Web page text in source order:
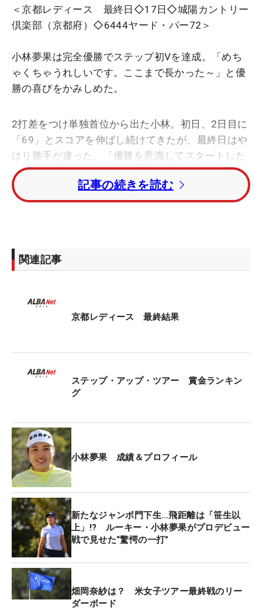
＜京都レディース 最終日◇17日◇城陽カントリー
倶楽部（京都府）◇6444ヤード・パー72＞
小林夢果は完全優勝でステップ初Vを達成。「めち
ゃくちゃうれしいです。ここまで長かった～」と優
勝の喜びをかみしめた。
2打差をつけ単独首位から出た小林。初日、2日目に
「69」とスコアを伸ばし続けてきたが、最終日はや
はり勝手が違った。「優勝を意識してスタートした
けど、午前中からちょっといつもと違った。パッテ
ィングがまったく入らなくて、きょうは耐えるゴル
フになると思った。つらい一日でした」と我慢の一
「リーダーボードを見たくなかったけど、15番で見
て、（首位と）1打差だった。そこで2メートルのパ
望に首位を明け渡したが、
ぶとくパーを拾い、そして「18番セカンド地点でボ
18番のセカンドショット。残りは100ヤードだっ
た。「フォロー風があったので58度のフルショット
キャディさんに『しっかり打ったほうがいいよ』と
言われて、ちゃんと52度を握れた。キャディさんの
アドバイスがカギになりました」と最後はキャディ
の助言もあり、信じて打つことができた。
そして迎えた18番のバーディパット。「入れたら勝
つことが分かっていて、ピン位置もここで合格した
プロテストの最終日とほとんど同じに感じのところ
に切ってあった。乗ったところもほぼ同じライン。
テストのときは外してしまったので、それを思い出
した。一緒に回っている2人が長いパットを先に決
めたので、私も外せない、打ちたくないと正直思っ
記事の続きを読む
関連記事
京都レディース 最終結果
ステップ・アップ・ツアー 賞金ランキン
グ
小林夢果 成績＆プロフィール
新たなジャンボ門下生…飛距離は「笹生以
上」!? ルーキー・小林夢果がプロデビュー
戦で見せた“驚愕の一打”
畑岡奈紗は？ 米女子ツアー最終戦のリー
ダーボード